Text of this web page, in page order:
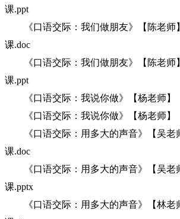
课.ppt
《口语交际：我们做朋友》【陈老师
课.doc
《口语交际：我们做朋友》【陈老师
课.ppt
《口语交际：我说你做》【杨老师】
《口语交际：我说你做》【杨老师】
《口语交际：用多大的声音》【吴老
课.doc
《口语交际：用多大的声音》【吴老
课.pptx
《口语交际：用多大的声音》【林老